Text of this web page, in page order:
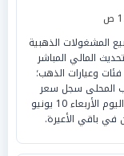
المشغولات الذهبية
المالي المباشر
وعيارات الذهب؛
المحلى سجل سعر
جرام الذهب عيار 14 في تعاملات اليوم الأربعاء 10 يونيو